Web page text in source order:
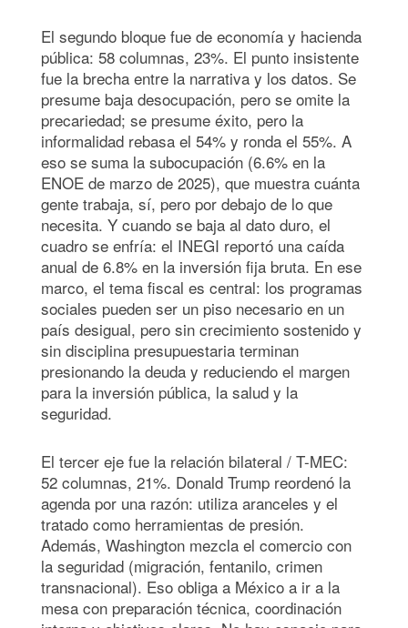
El segundo bloque fue de economía y hacienda
pública: 58 columnas, 23%. El punto insistente
fue la brecha entre la narrativa y los datos. Se
presume baja desocupación, pero se omite la
precariedad; se presume éxito, pero la
informalidad rebasa el 54% y ronda el 55%. A
eso se suma la subocupación (6.6% en la
ENOE de marzo de 2025), que muestra cuánta
gente trabaja, sí, pero por debajo de lo que
necesita. Y cuando se baja al dato duro, el
cuadro se enfría: el INEGI reportó una caída
anual de 6.8% en la inversión fija bruta. En ese
marco, el tema fiscal es central: los programas
sociales pueden ser un piso necesario en un
país desigual, pero sin crecimiento sostenido y
sin disciplina presupuestaria terminan
presionando la deuda y reduciendo el margen
para la inversión pública, la salud y la
seguridad.
El tercer eje fue la relación bilateral / T-MEC:
52 columnas, 21%. Donald Trump reordenó la
agenda por una razón: utiliza aranceles y el
tratado como herramientas de presión.
Además, Washington mezcla el comercio con
la seguridad (migración, fentanilo, crimen
transnacional). Eso obliga a México a ir a la
mesa con preparación técnica, coordinación